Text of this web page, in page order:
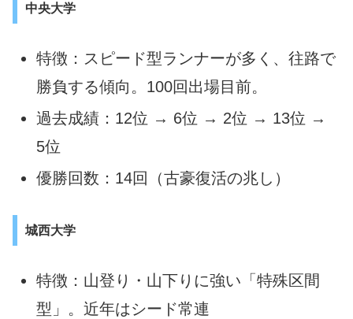
中央大学
特徴：スピード型ランナーが多く、往路で
勝負する傾向。100回出場目前。
過去成績：12位 → 6位 → 2位 → 13位 →
5位
優勝回数：14回（古豪復活の兆し）
城西大学
特徴：山登り・山下りに強い「特殊区間
型」。近年はシード常連